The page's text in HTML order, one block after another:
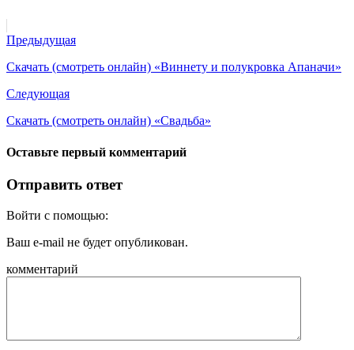
Предыдущая
Скачать (смотреть онлайн) «Виннету и полукровка Апаначи»
Следующая
Скачать (смотреть онлайн) «Свадьба»
Оставьте первый комментарий
Отправить ответ
Войти с помощью:
Ваш e-mail не будет опубликован.
комментарий